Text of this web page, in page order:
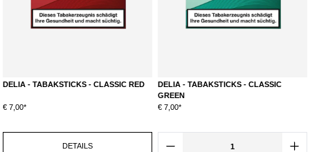
DELIA - TABAKSTICKS - CLASSIC RED
€ 7,00*
DETAILS
DELIA - TABAKSTICKS - CLASSIC
GREEN
€ 7,00*